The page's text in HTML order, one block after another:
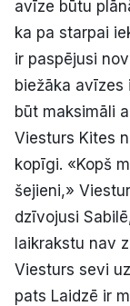
avīze būtu
ka pa starpai
ir paspējusi
biežāka avīzes
būt maksimāli
Viesturs Kites
kopīgi. «Kopš
šejieni,»
dzīvojusi
laikrakstu nav
Viesturs sevi
pats Laidzē ir